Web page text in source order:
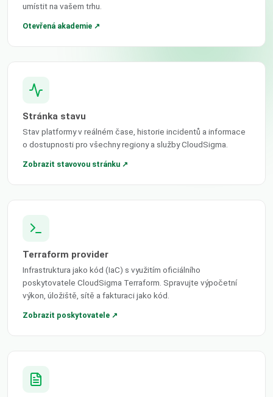
umístit na vašem trhu.
Otevřená akademie ↗
Stránka stavu
Stav platformy v reálném čase, historie incidentů a informace
o dostupnosti pro všechny regiony a služby CloudSigma.
Zobrazit stavovou stránku ↗
Terraform provider
Infrastruktura jako kód (IaC) s využitím oficiálního
poskytovatele CloudSigma Terraform. Spravujte výpočetní
výkon, úložiště, sítě a fakturaci jako kód.
Zobrazit poskytovatele ↗